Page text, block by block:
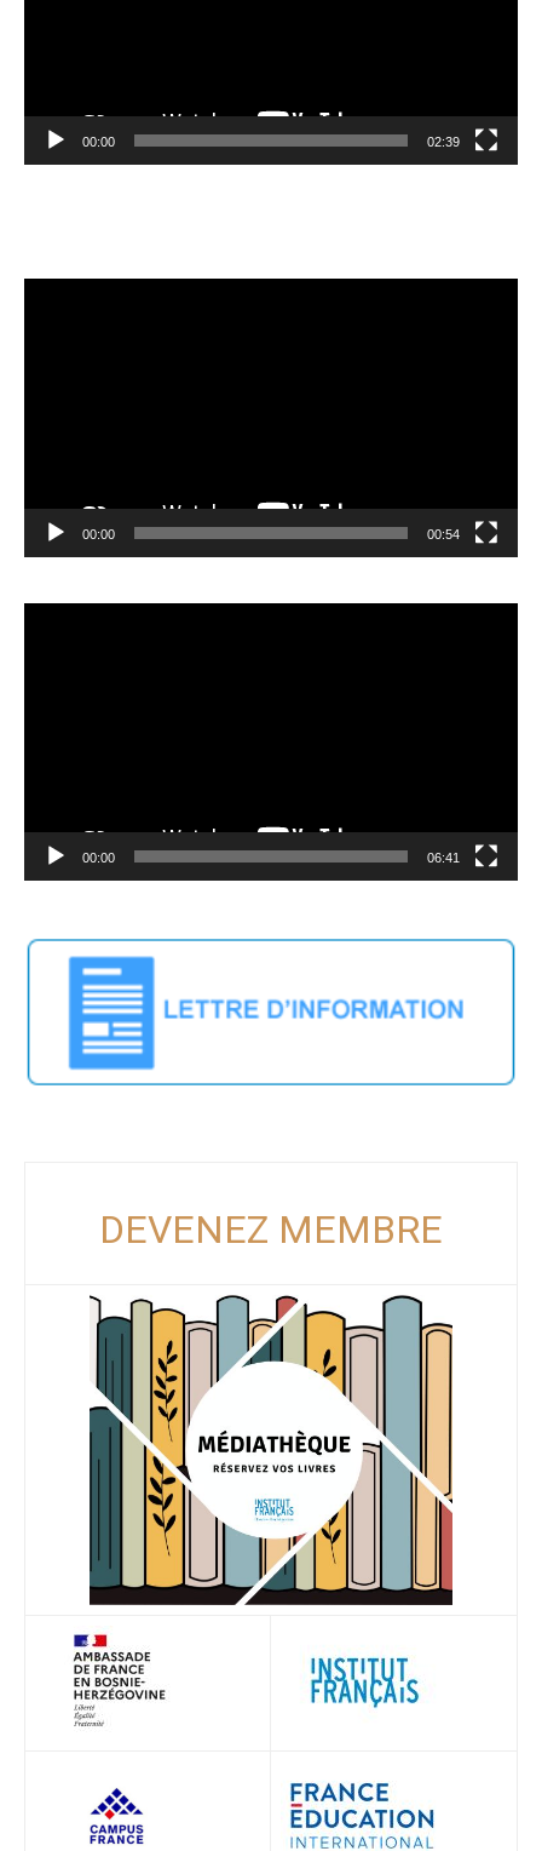
00:00 02:39
00:00 00:54
00:00 06:41
DEVENEZ MEMBRE